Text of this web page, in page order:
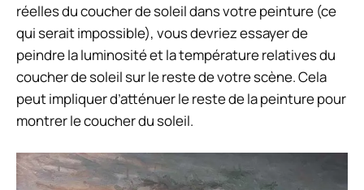
réelles du coucher de soleil dans votre peinture (ce
qui serait impossible), vous devriez essayer de
peindre la luminosité et la température relatives du
coucher de soleil sur le reste de votre scène. Cela
peut impliquer d’atténuer le reste de la peinture pour
montrer le coucher du soleil.